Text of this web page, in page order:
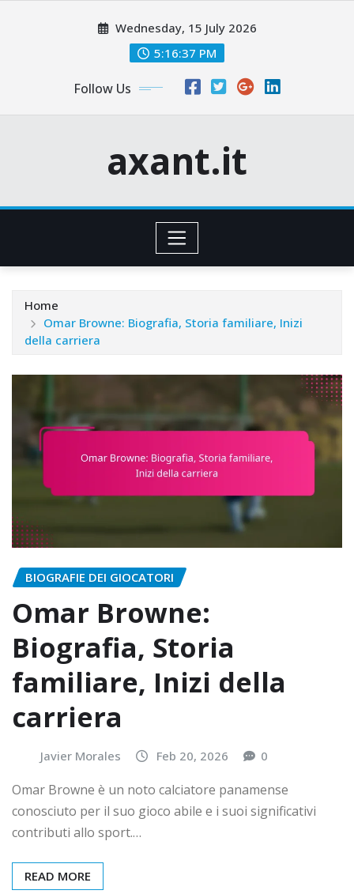
Wednesday, 15 July 2026
5:16:38 PM
Follow Us
axant.it
Home
Omar Browne: Biografia, Storia familiare, Inizi
della carriera
BIOGRAFIE DEI GIOCATORI
Omar Browne:
Biografia, Storia
familiare, Inizi della
carriera
Javier Morales Feb 20, 2026 0
Omar Browne è un noto calciatore panamense
conosciuto per il suo gioco abile e i suoi significativi
contributi allo sport.…
READ MORE